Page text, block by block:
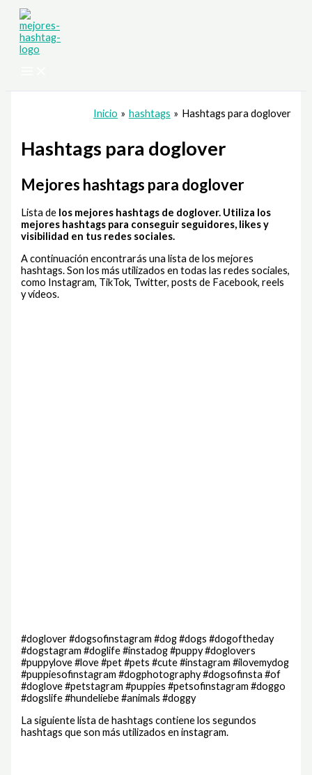
contenido
Inicio hashtags Hashtags para doglover
Hashtags para doglover
Mejores hashtags para doglover
Lista de los mejores hashtags de doglover. Utiliza los
mejores hashtags para conseguir seguidores, likes y
visibilidad en tus redes sociales.
A continuación encontrarás una lista de los mejores
hashtags. Son los más utilizados en todas las redes sociales,
como Instagram, TikTok, Twitter, posts de Facebook, reels
y vídeos.
#doglover #dogsofinstagram #dog #dogs #dogoftheday
#dogstagram #doglife #instadog #puppy #doglovers
#puppylove #love #pet #pets #cute #instagram #ilovemydog
#puppiesofinstagram #dogphotography #dogsofinsta #of
#doglove #petstagram #puppies #petsofinstagram #doggo
#dogslife #hundeliebe #animals #doggy
La siguiente lista de hashtags contiene los segundos
hashtags que son más utilizados en instagram.